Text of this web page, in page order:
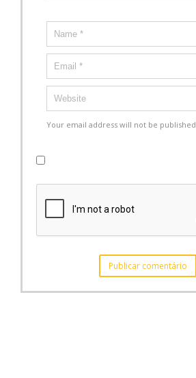
Your email address will not be published.